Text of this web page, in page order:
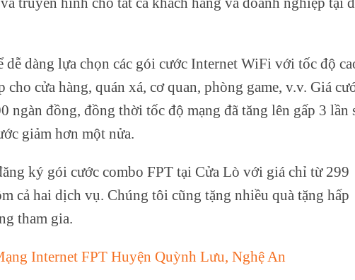
dễ dàng lựa chọn các gói cước Internet WiFi với tốc độ
cửa hàng, quán xá, cơ quan, phòng game, v.v. Giá
ngàn đồng, đồng thời tốc độ mạng đã tăng lên gấp 3 lần
giảm hơn một nửa.
ký gói cước combo FPT tại Cửa Lò với giá chỉ từ 299
cả hai dịch vụ. Chúng tôi cũng tặng nhiều quà tặng hấp
tham gia.
Internet FPT Huyện Quỳnh Lưu, Nghệ An